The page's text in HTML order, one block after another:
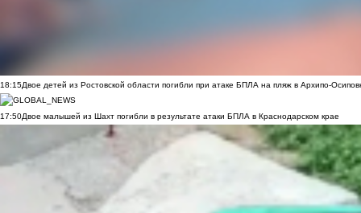
18:15Двое детей из Ростовской области погибли при атаке БПЛА на пляж в Архипо-
17:50Двое малышей из Шахт погибли в результате атаки БПЛА в Краснодарском крае